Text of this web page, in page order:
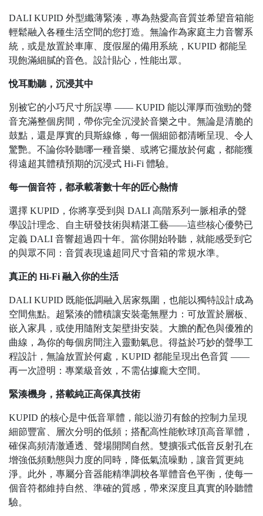
DALI KUPID 外型纖薄緊湊，專為熱愛高音質並希望音箱能
輕鬆融入各種生活空間的您打造。無論作為家庭主力音響系
統，或是放置於車庫、度假屋的備用系統，KUPID 都能呈
現飽滿細膩的音色。設計貼心，性能出眾。
悅耳動聽，沉浸其中
別被它的小巧尺寸所誤導 —— KUPID 能以渾厚而強勁的聲
音充滿整個房間，帶你完全沉浸於音樂之中。無論是清脆的
鼓點，還是厚實的貝斯線條，每一個細節都清晰呈現、令人
驚艷。不論你聆聽哪一種音樂、或將它擺放於何處，都能獲
得遠超其體積預期的沉浸式 Hi-Fi 體驗。
每一個音符，都承載著數十年的匠心熱情
選擇 KUPID，你將享受到與 DALI 高階系列一脈相承的聲
學設計理念、自主研發技術與精湛工藝——這些核心優勢已
定義 DALI 音響超過四十年。當你開始聆聽，就能感受到它
的與眾不同：音質表現遠超同尺寸音箱的常規水準。
真正的 Hi-Fi 融入你的生活
DALI KUPID 既能低調融入居家氛圍，也能以獨特設計成為
空間焦點。超緊湊的體積讓安裝毫無壓力：可放置於層板、
嵌入家具，或使用隨附支架壁掛安裝。大膽的配色與優雅的
曲線，為你的每個房間注入靈動氣息。得益於巧妙的聲學工
程設計，無論放置於何處，KUPID 都能呈現出色音質 ——
再一次證明：專業級音效，不需佔據龐大空間。
緊湊機身，搭載純正高保真技術
KUPID 的核心是中低音單體，能以游刃有餘的控制力呈現
細節豐富、層次分明的低頻；搭配高性能軟球頂高音單體，
確保高頻清澈通透、聲場開闊自然。雙擴張式低音反射孔在
增強低頻動態與力度的同時，降低氣流噪動，讓音質更純
淨。此外，專屬分音器能精準調校各單體音色平衡，使每一
個音符都維持自然、準確的質感，帶來深度且真實的聆聽體
驗。